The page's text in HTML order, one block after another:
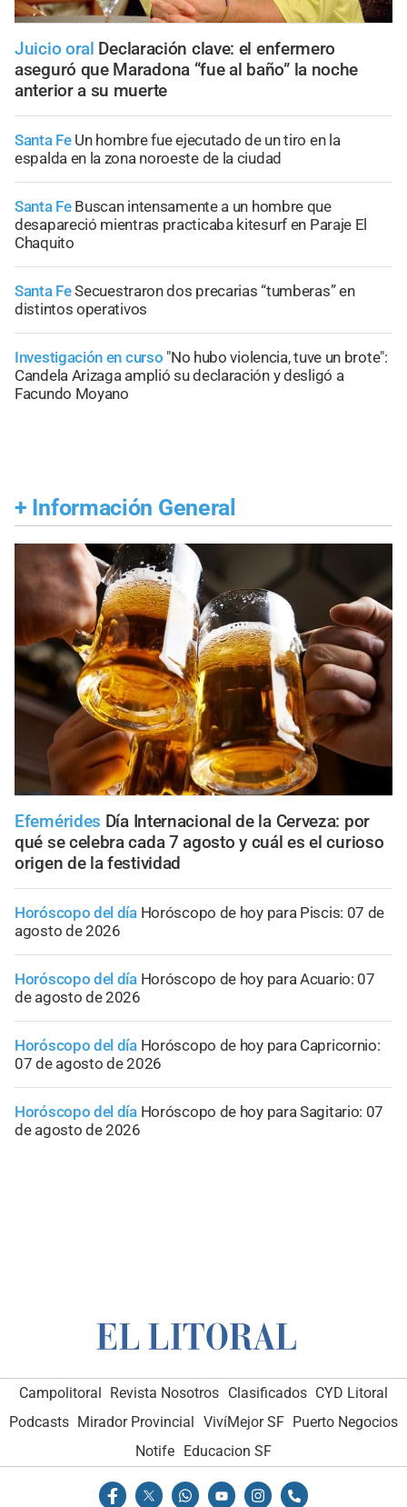
Juicio oral Declaración clave: el enfermero
aseguró que Maradona “fue al baño” la noche
anterior a su muerte
Santa Fe Un hombre fue ejecutado de un tiro en la
espalda en la zona noroeste de la ciudad
Santa Fe Buscan intensamente a un hombre que
desapareció mientras practicaba kitesurf en Paraje El
Chaquito
Santa FeSecuestraron dos precarias “tumberas” en
distintos operativos
Investigación en curso "No hubo violencia, tuve un brote":
Candela Arizaga amplió su declaración y desligó a
Facundo Moyano
+ Información General
Efemérides Día Internacional de la Cerveza: por
qué se celebra cada 7 agosto y cuál es el curioso
origen de la festividad
Horóscopo del día Horóscopo de hoy para Piscis: 07 de
agosto de 2026
Horóscopo del día Horóscopo de hoy para Acuario: 07
de agosto de 2026
Horóscopo del día Horóscopo de hoy para Capricornio:
07 de agosto de 2026
Horóscopo del día Horóscopo de hoy para Sagitario: 07
de agosto de 2026
Campolitoral Revista Nosotros Clasificados CYD Litoral
Podcasts Mirador Provincial VivíMejor SF Puerto Negocios
Notife
Educacion SF